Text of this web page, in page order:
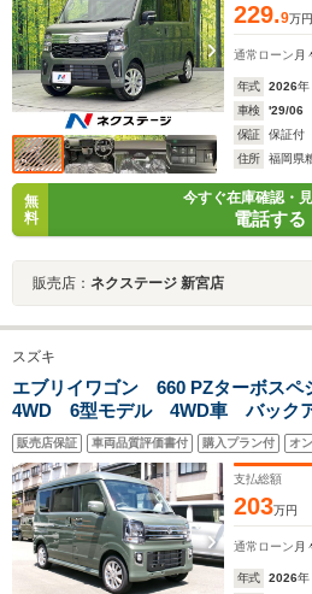
229.9万円
通常ローン 月
年式 2026年
車検
'29/06
保証
保証付
住所
福岡県
無
料
今すぐ在庫確認・
電話する
販売店： ネクステージ 新宮店
スズキ
エブリイワゴン 660 PZターボスペ
4WD 6型モデル 4WD車 バックア
プレイオーディオ装着車 デュアル
ート リヤパーキングセンサー
側パワースライドドア 電動オート
販売店保証 車両品質評価書付 購入プラン付 オ
支払総額
203万円
通常ローン 月
年式 2026年